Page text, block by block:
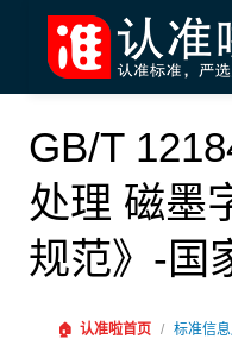
GB/T
处理 磁墨
规范》-国
🏠 认准啦首页 / 标准信